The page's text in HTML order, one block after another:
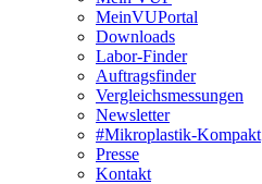
MeinVUPortal
Downloads
Labor-Finder
Auftragsfinder
Vergleichsmessungen
Newsletter
#Mikroplastik-Kompakt
Presse
Kontakt